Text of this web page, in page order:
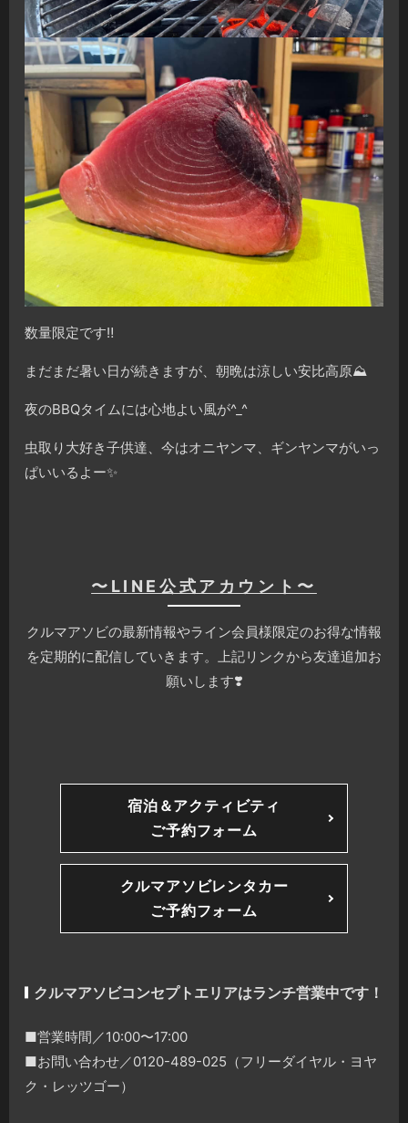
数量限定です‼️
まだまだ暑い日が続きますが、朝晩は涼しい安比高原⛰
夜のBBQタイムには心地よい風が^_^
虫取り大好き子供達、今はオニヤンマ、ギンヤンマがいっ
ぱいいるよー✨
〜LINE公式アカウント〜
クルマアソビの最新情報やライン会員様限定のお得な情報
を定期的に配信していきます。上記リンクから友達追加お
願いします❣️
宿泊＆アクティビティ
ご予約フォーム
クルマアソビレンタカー
ご予約フォーム
クルマアソビコンセプトエリアはランチ営業中です！
■営業時間／10:00〜17:00
■お問い合わせ／0120-489-025（フリーダイヤル・ヨヤ
ク・レッツゴー）